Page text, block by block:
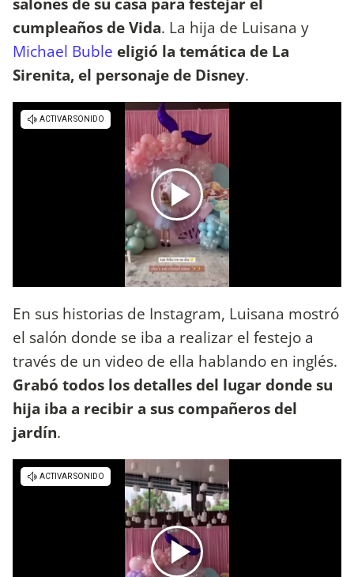
cumpleaños de Vida. La hija de Luisana y
Michael Buble eligió la temática de La
Sirenita, el personaje de Disney.
En sus historias de Instagram, Luisana mostró
el salón donde se iba a realizar el festejo a
través de un video de ella hablando en inglés.
Grabó todos los detalles del lugar donde su
hija iba a recibir a sus compañeros del
jardín.